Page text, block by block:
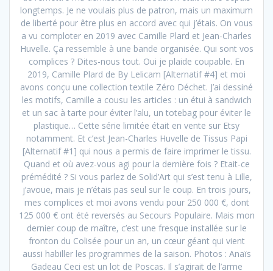
longtemps. Je ne voulais plus de patron, mais un maximum
de liberté pour être plus en accord avec qui j’étais. On vous
a vu comploter en 2019 avec Camille Plard et Jean-Charles
Huvelle. Ça ressemble à une bande organisée. Qui sont vos
complices ? Dites-nous tout. Oui je plaide coupable. En
2019, Camille Plard de By Lelicam [Alternatif #4] et moi
avons conçu une collection textile Zéro Déchet. J’ai dessiné
les motifs, Camille a cousu les articles : un étui à sandwich
et un sac à tarte pour éviter l’alu, un totebag pour éviter le
plastique… Cette série limitée était en vente sur Etsy
notamment. Et c’est Jean-Charles Huvelle de Tissus Papi
[Alternatif #1] qui nous a permis de faire imprimer le tissu.
Quand et où avez-vous agi pour la dernière fois ? Etait-ce
prémédité ? Si vous parlez de Solid’Art qui s’est tenu à Lille,
j’avoue, mais je n’étais pas seul sur le coup. En trois jours,
mes complices et moi avons vendu pour 250 000 €, dont
125 000 € ont été reversés au Secours Populaire. Mais mon
dernier coup de maître, c’est une fresque installée sur le
fronton du Colisée pour un an, un cœur géant qui vient
aussi habiller les programmes de la saison. Photos : Anaïs
Gadeau Ceci est un lot de Poscas. Il s’agirait de l’arme